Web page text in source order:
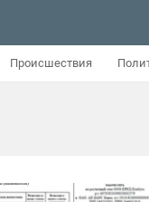
Происшествия